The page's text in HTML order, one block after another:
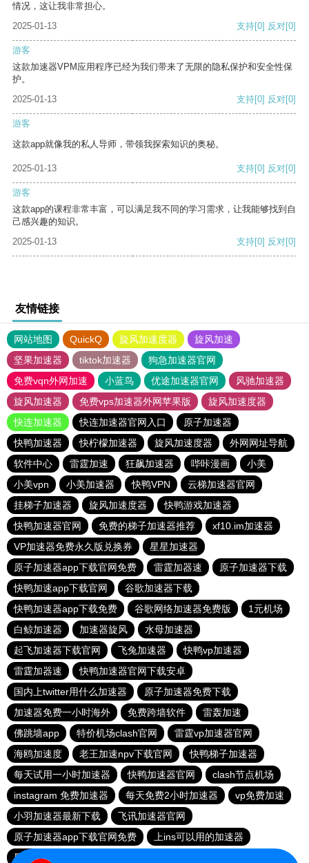
情况，这让我非常担心。
2025-01-13
支持[0] 反对[0]
游客
这款加速器VPM应用程序已经为我们带来了无限的隐私保护和安全性保
护。
2025-01-13
支持[0] 反对[0]
游客
这款app就像我的私人导师，带领我探索知识的奥秘。
2025-01-13 支持[0] 反对[0]
游客
这款app的课程非常丰富，可以满足我不同的学习需求，让我能够找到自
己感兴趣的知识。
2025-01-13
支持[0] 反对[0]
友情链接
网站地图 QuickQ 旋风加速度器
旋风加速
坚果加速器
tiktok加速器
狗急加速器官网
免费vqn外网加速
小蓝鸟 优途加速器官网
风驰加速器
旋风加速器
免费vps加速器外网苹果版
旋风加速度器
快连加速器
快连加速器官网入口
原子加速器
快鸭加速器
快柠檬加速器 旋风加速度器
外网网址导航
软件中心
雷霆加速 狂飙加速器 哔咔漫画
小美
小美vpn
小美加速器 快鸭VPN
云梯加速器官网
挂梯子加速器
旋风加速度器
快鸭游戏加速器
快鸭加速器官网
免费的梯子加速器推荐
xf10.im加速器
VP加速器免费永久版兑换券
星星加速器
原子加速器app下载官网免费
雷霆加器速
原子加速器下载
快鸭加速app下载官网
谷歌加速器下载
快鸭加速器app下载免费
谷歌网络加速器免费版
1元机场
白鲸加速器
加速器旋风
水母加速器
起飞加速器下载官网
飞兔加速器
快鸭vp加速器
雷霆加器速
快鸭加速器官网下载安卓
国内上twitter用什么加速器
原子加速器免费下载
加速器免费一小时海外
免费跨墙软件
雷轰加速
佛跳墙app
特价机场clash官网
雷霆vp加速器官网
海鸥加速度
老王加速npv下载官网
快鸭梯子加速器
每天试用一小时加速器
快鸭加速器官网
clash节点机场
instagram 免费加速器
每天免费2小时加速器
vp免费加速
小羽加速器最新下载
飞讯加速器官网
原子加速器app下载官网免费
上ins可以用的加速器
黑洞加速器app官网下载免费3小时